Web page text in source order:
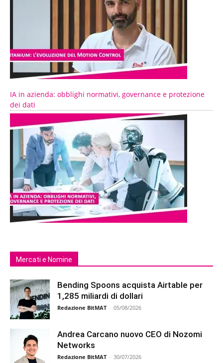
IA in azienda: obblighi normativi, governance e protezione
dei dati
Mercati e Nomine
Bending Spoons acquista Airtable per
1,285 miliardi di dollari
Redazione BitMAT - 05/08/2026
Andrea Carcano nuovo CEO di Nozomi
Networks
Redazione BitMAT - 30/07/2026